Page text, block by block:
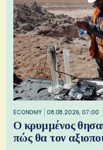
ECONOMY 08.08.2026, 07:00
Ο κρυμμένος
πώς θα τον